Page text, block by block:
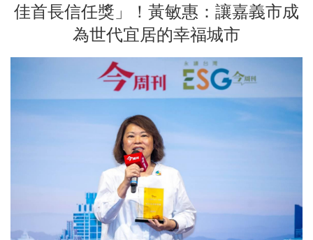
佳首長信任獎」！黃敏惠：讓嘉義市成
為世代宜居的幸福城市